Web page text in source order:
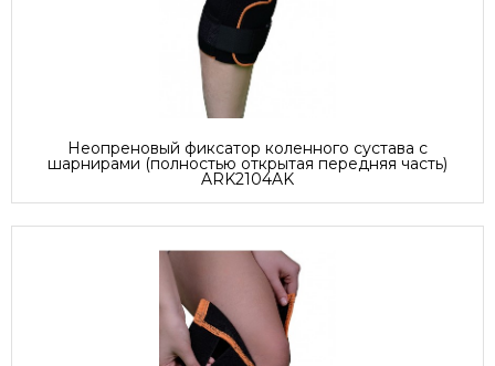
Неопреновый фиксатор коленного сустава с
шарнирами (полностью открытая передняя часть)
ARK2104AK